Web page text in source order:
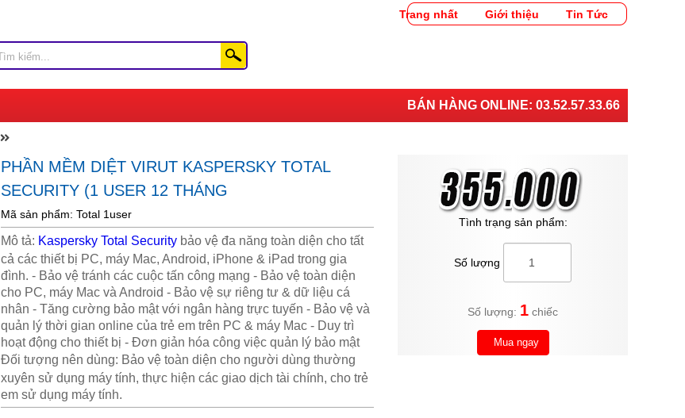
Trang nhất Giới thiệu Tin Tức
BÁN HÀNG ONLINE: 03.52.57.33.66
PHẦN MỀM DIỆT VIRUT KASPERSKY TOTAL
SECURITY (1 USER 12 THÁNG
Mã sản phẩm: Total 1user
Mô tả: Kaspersky Total Security bảo vệ đa năng toàn diện cho tất
cả các thiết bị PC, máy Mac, Android, iPhone & iPad trong gia
đình. - Bảo vệ tránh các cuộc tấn công mạng - Bảo vệ toàn diện
cho PC, máy Mac và Android - Bảo vệ sự riêng tư & dữ liệu cá
nhân - Tăng cường bảo mật với ngân hàng trực tuyến - Bảo vệ và
quản lý thời gian online của trẻ em trên PC & máy Mac - Duy trì
hoạt động cho thiết bị - Đơn giản hóa công việc quản lý bảo mật
Đối tượng nên dùng: Bảo vệ toàn diện cho người dùng thường
xuyên sử dụng máy tính, thực hiện các giao dịch tài chính, cho trẻ
em sử dụng máy tính.
Tình trạng sản phẩm:
Số lượng
Số lượng: 1 chiếc
Mua ngay